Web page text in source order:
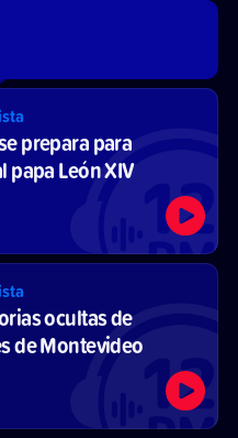
prepara para
papa León XIV
ocultas de
de Montevideo